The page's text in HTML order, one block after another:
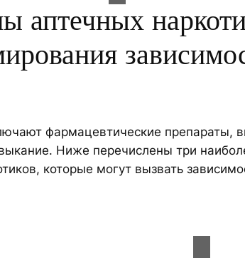
аптечных
фармацевтические
Ниже перечислены три
которые могут вызвать